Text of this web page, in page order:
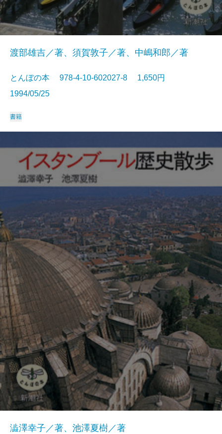
渡部雄吉／著、須賀敦子／著、中嶋和郎／著
とんぼの本 978-4-10-602027-8 1,650円
1994/05/25
書籍
澁澤幸子／著、池澤夏樹／著